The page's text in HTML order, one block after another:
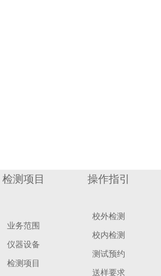
检测项目 操作指引
业务范围
仪器设备
检测项目
校外检测
校内检测
测试预约
送样要求